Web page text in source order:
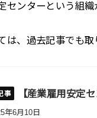
センターという組織
、過去記事でも取
【産業雇用安定
年6月10日